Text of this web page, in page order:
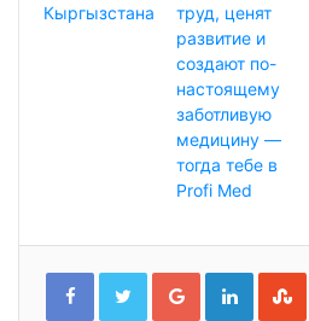
Кыргызстана
труд, ценят
развитие и
создают по-
настоящему
заботливую
медицину —
тогда тебе в
Profi Med
G
g
L
k